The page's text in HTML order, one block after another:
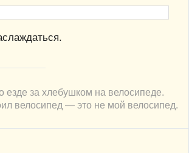
езде за хлебушком на велосипеде.
велосипед — это не мой велосипед.